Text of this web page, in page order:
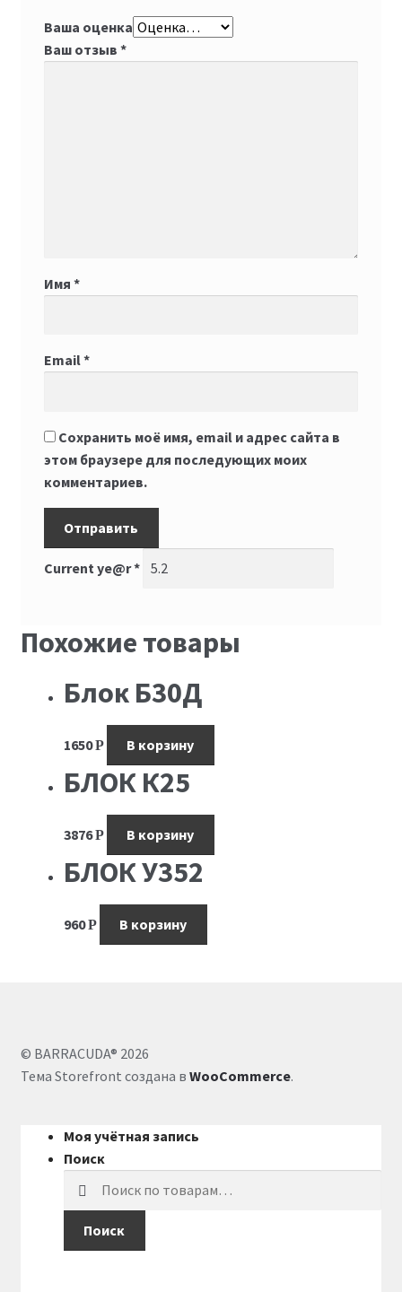
Ваша оценка
Ваш отзыв *
Имя *
Email*
Сохранить моё имя, email и адрес сайта в
этом браузере для последующих моих
комментариев.
Current ye@r*
Похожие товары
Блок Б30Д
1650Р В корзину
БЛОК К25
3876Р В корзину
БЛОК У352
960Р В корзину
© BARRACUDA® 2026
Тема Storefront создана в WooCommerce.
Моя учётная запись
Поиск
Искать:
Поиск